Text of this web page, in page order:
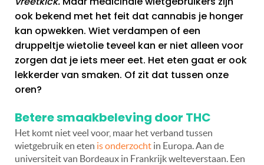
ook bekend met het feit dat cannabis je honger
kan opwekken. Wiet verdampen of een
druppeltje wietolie teveel kan er niet alleen voor
zorgen dat je iets meer eet. Het eten gaat er ook
lekkerder van smaken. Of zit dat tussen onze
oren?
Betere smaakbeleving door THC
Het komt niet veel voor, maar het verband tussen
wietgebruik en eten is onderzocht in Europa. Aan de
universiteit van Bordeaux in Frankrijk welteverstaan. Een